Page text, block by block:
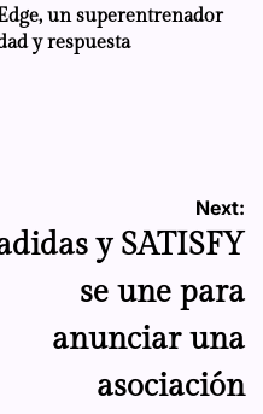
un superentrenador
y respuesta
Next:
y SATISFY
se une para
anunciar una
asociación